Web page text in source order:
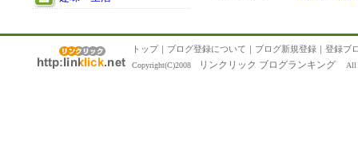
トップ｜ ブログ登録について ｜ ブログ新規登録 ｜ 登録ブ
Copyright(C)2008 リンクリック ブログランキング All